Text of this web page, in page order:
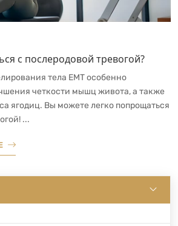
с послеродовой тревогой?
тела ЕМТ особенно
четкости мышц живота, а также
ягодиц. Вы можете легко попрощаться
...